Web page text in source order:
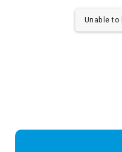
Unable to